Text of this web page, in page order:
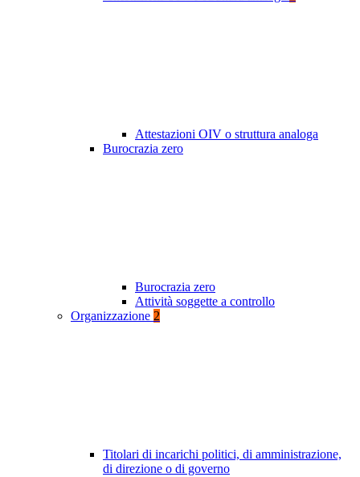
Attestazioni OIV o struttura analoga
Burocrazia zero
Burocrazia zero
Attività soggette a controllo
Organizzazione 2
Titolari di incarichi politici, di amministrazione,
di direzione o di governo